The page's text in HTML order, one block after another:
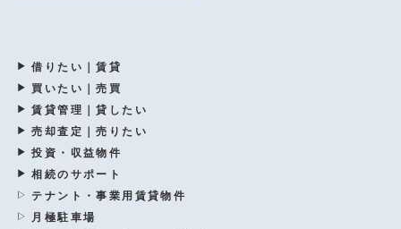
借りたい｜賃貸
買いたい｜売買
賃貸管理｜貸したい
売却査定｜売りたい
投資・収益物件
相続のサポート
テナント・事業用賃貸物件
月極駐車場